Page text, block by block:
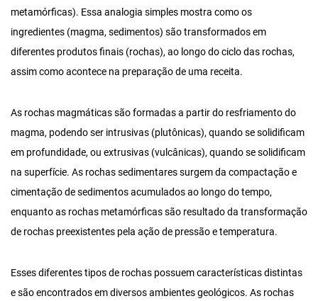
metamórficas). Essa analogia simples mostra como os
ingredientes (magma, sedimentos) são transformados em
diferentes produtos finais (rochas), ao longo do ciclo das rochas,
assim como acontece na preparação de uma receita.
As rochas magmáticas são formadas a partir do resfriamento do
magma, podendo ser intrusivas (plutônicas), quando se solidificam
em profundidade, ou extrusivas (vulcânicas), quando se solidificam
na superfície. As rochas sedimentares surgem da compactação e
cimentação de sedimentos acumulados ao longo do tempo,
enquanto as rochas metamórficas são resultado da transformação
de rochas preexistentes pela ação de pressão e temperatura.
Esses diferentes tipos de rochas possuem características distintas
e são encontrados em diversos ambientes geológicos. As rochas